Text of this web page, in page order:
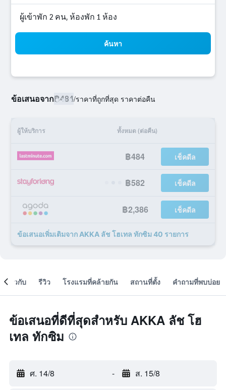
ผู้เข้าพัก 2 คน, ห้องพัก 1 ห้อง
ค้นหา
ข้อเสนอจาก฿484/ราคาที่ถูกที่สุด ราคาต่อคืน
ผู้ให้บริการ ทั้งหมด (ต่อคืน)
฿484 เช็คดีล
฿582 เช็คดีล
฿2,386 เช็คดีล
ข้อเสนอเพิ่มเติมจาก AKKA ลัช โฮเทล ทักซิม 40 รายการ
เกี่ยวกับ รีวิว โรงแรมที่คล้ายกัน สถานที่ตั้ง คำถามที่พบบ่อย
ข้อเสนอที่ดีที่สุดสำหรับ AKKA ลัช โฮ
เทล ทักซิม
ศ. 14/8 - ส. 15/8